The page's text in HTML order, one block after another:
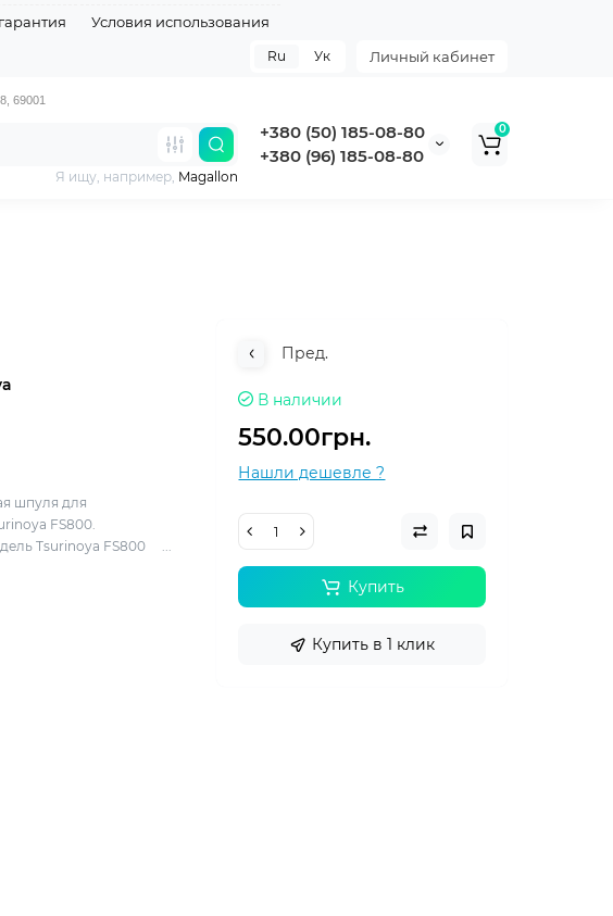
Условия использования
Личный кабинет
Ru Ук
69001
+380 (50) 185-08-80
+380 (96) 185-08-80
Я ищу, например, Magallon
0
шпуля для
FS800.
Tsurinoya FS800 ...
Пред.
В наличии
550.00грн.
Нашли дешевле ?
Купить
Купить в 1 клик